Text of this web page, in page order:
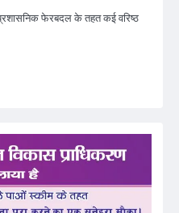
फेरबदल के तहत कई वरिष्ठ